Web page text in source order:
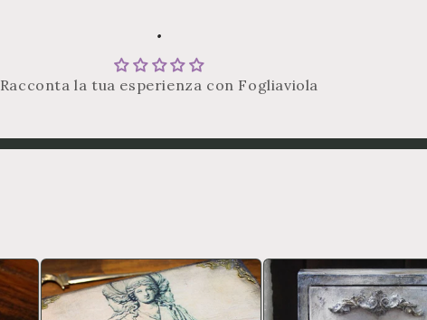
.
Racconta la tua esperienza con Fogliaviola